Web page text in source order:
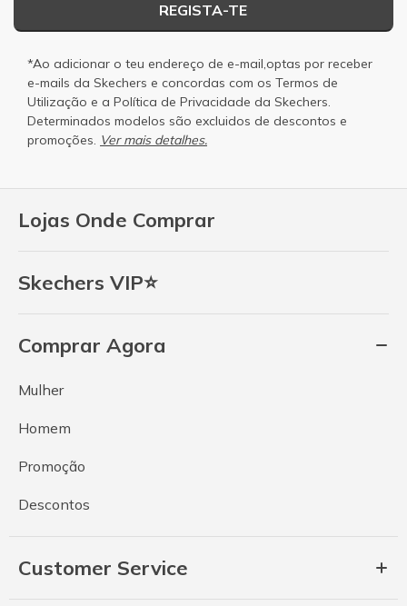
Lojas Onde Comprar
Skechers VIP⭐
Comprar Agora
Mulher
Homem
Promoção
Descontos
Customer Service
REGISTA-TE
*Ao adicionar o teu endereço de e-mail,optas por receber
e-mails da Skechers e concordas com os Termos de
Utilização e a Política de Privacidade da Skechers.
Determinados modelos são excluidos de descontos e
promoções. Ver mais detalhes.